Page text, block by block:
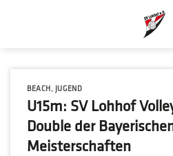
BEACH , JUGEND
U15m: SV Lohhof
Double der
Meisterschaften